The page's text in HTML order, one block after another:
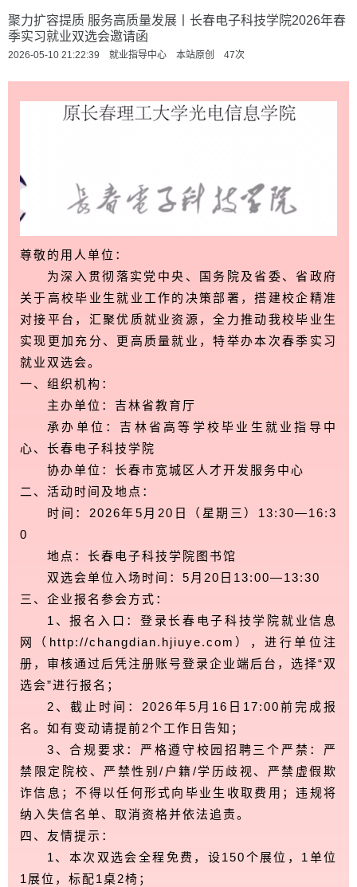
聚力扩容提质 服务高质量发展丨长春电子科技学院2026年春
季实习就业双选会邀请函
2026-05-10 21:22:39 就业指导中心 本站原创 47次
尊敬的用人单位：
为深入贯彻落实党中央、国务院及省委、省政府
关于高校毕业生就业工作的决策部署，搭建校企精准
对接平台，汇聚优质就业资源，全力推动我校毕业生
实现更加充分、更高质量就业，特举办本次春季实习
就业双选会。
一、组织机构：
主办单位：吉林省教育厅
承办单位：吉林省高等学校毕业生就业指导中
心、长春电子科技学院
协办单位：长春市宽城区人才开发服务中心
二、活动时间及地点：
时间：2026年5月20日（星期三）13:30—16:3
0
地点：长春电子科技学院图书馆
双选会单位入场时间：5月20日13:00—13:30
三、企业报名参会方式：
1、报名入口：登录长春电子科技学院就业信息
网（http://changdian.hjiuye.com），进行单位注
册，审核通过后凭注册账号登录企业端后台，选择“双
选会”进行报名；
2、截止时间：2026年5月16日17:00前完成报
名。如有变动请提前2个工作日告知；
3、合规要求：严格遵守校园招聘三个严禁：严
禁限定院校、严禁性别/户籍/学历歧视、严禁虚假欺
诈信息；不得以任何形式向毕业生收取费用；违规将
纳入失信名单、取消资格并依法追责。
四、友情提示：
1、本次双选会全程免费，设150个展位，1单位
1展位，标配1桌2椅；